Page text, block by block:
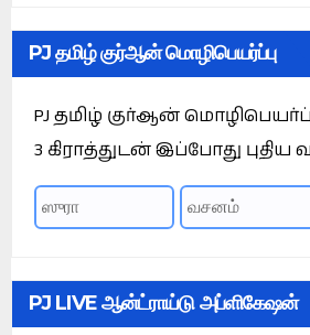
PJ தமிழ் குர்ஆன் மொழிபெயர்ப்பு
PJ தமிழ் குர்ஆன்
3 கிராத்துடன் இப்போது புதிய
PJ LIVE ஆன்ட்ராய்டு அப்ளிகேஷன்